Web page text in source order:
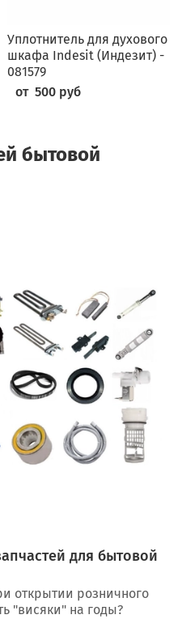
Уплотнитель для духового
шкафа Indesit (Индезит) -
081579
от 500 руб
бытовой
для бытовой
открытии розничного
"висяки" на годы?